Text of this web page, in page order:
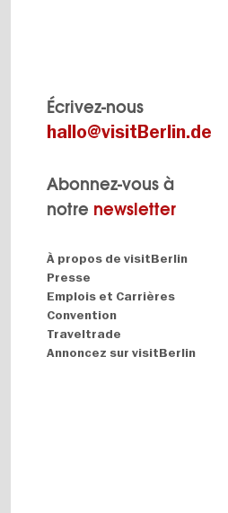
Écrivez-nous
hallo@visitBerlin.de
Abonnez-vous à
notre newsletter
Navigation:
About
À propos de visitBerlin
Presse
Emplois et Carrières
Convention
Traveltrade
Annoncez sur visitBerlin